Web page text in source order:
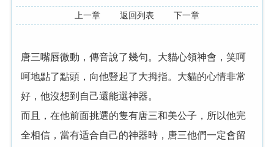
上一章 返回列表 下一章
唐三嘴唇微動，傳音說了幾句。大貓心領神會，笑呵
呵地點了點頭，向他豎起了大拇指。大貓的心情非常
好，他沒想到自己還能選神器。
而且，在他前面挑選的隻有唐三和美公子，所以他完
全相信，當有适合自己的神器時，唐三他們一定會留